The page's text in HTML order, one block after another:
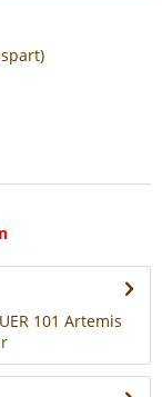
101 Artemis